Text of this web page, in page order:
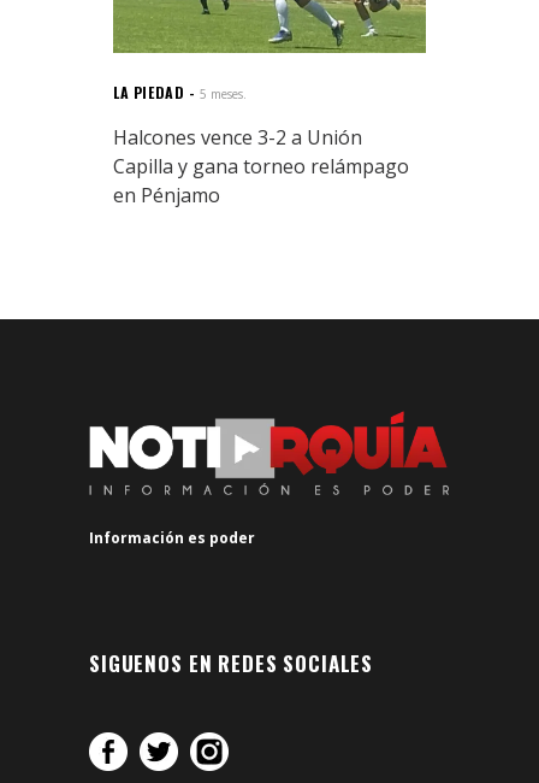
LA PIEDAD 5 meses.
Halcones vence 3-2 a Unión
Capilla y gana torneo relámpago
en Pénjamo
Información es poder
SIGUENOS EN REDES SOCIALES